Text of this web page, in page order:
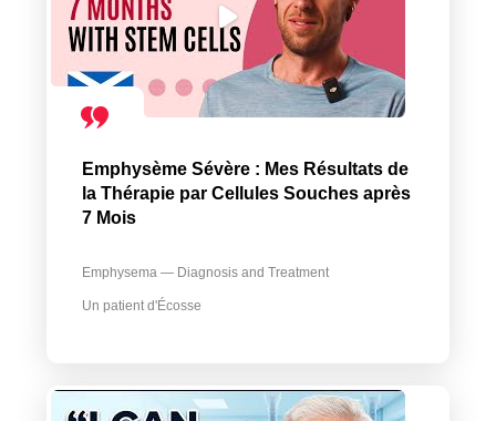
Emphysème Sévère : Mes Résultats de
la Thérapie par Cellules Souches après
7 Mois
Emphysema — Diagnosis and Treatment
Un patient d'Écosse